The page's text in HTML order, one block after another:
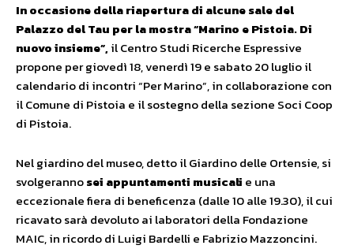
In occasione della riapertura di alcune sale del
Palazzo del Tau per la mostra “Marino e Pistoia. Di
nuovo insieme”,il Centro Studi Ricerche Espressive
propone per giovedì 18, venerdì 19 e sabato 20 luglio il
calendario di incontri “Per Marino”, in collaborazione con
il Comune di Pistoia e il sostegno della sezione Soci Coop
di Pistoia.
Nel giardino del museo, detto il Giardino delle Ortensie, si
svolgerannosei appuntamenti musicali e una
eccezionale fiera di beneficenza (dalle 10 alle 19.30), il cui
ricavato sarà devoluto ai laboratori della Fondazione
MAIC, in ricordo di Luigi Bardelli e Fabrizio Mazzoncini.